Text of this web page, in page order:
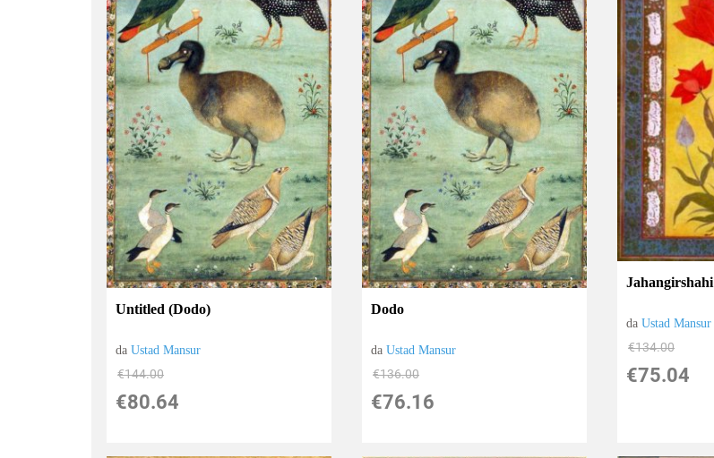
Untitled (Dodo)
daUstad Mansur
€144.00
€80.64
Dodo
daUstad Mansur
€136.00
€76.16
Jahangirshahi
daUstad Mansur
€134.00
€75.04